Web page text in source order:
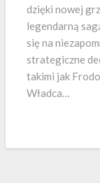
dzięki nowej
legendarną
się na
strategiczne
takimi jak
Władca…